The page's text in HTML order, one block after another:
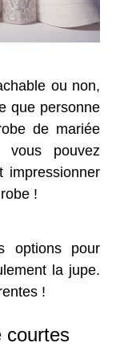
ou non,
que personne
de mariée
vous pouvez
impressionner
!
options pour
la jupe.
!
courtes